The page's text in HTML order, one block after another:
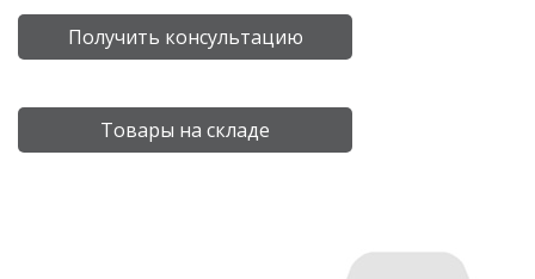
Получить консультацию
Товары на складе